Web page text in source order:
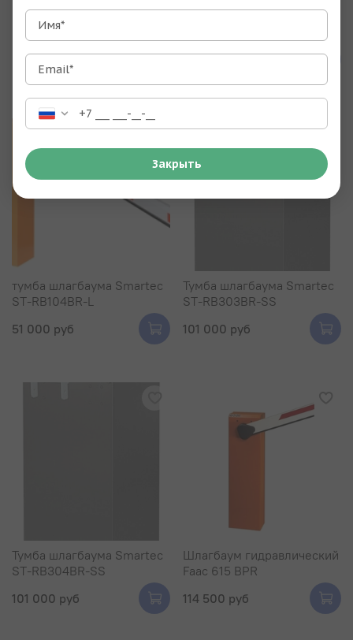
Шлагбаум Smartec ST-
RB156BR-R
0 руб
тумба шлагбаума Smartec
50 000 руб
тумба шлагбаума Smartec
ST-RB104BR-L
51 000 руб
Тумба шлагбаума Smartec
ST-RB303BR-SS
101 000 руб
Тумба шлагбаума Smartec
ST-RB304BR-SS
101 000 руб
Шлагбаум гидравлический
Faac 615 BPR
114 500 руб
Имя*
Email*
Закрыть